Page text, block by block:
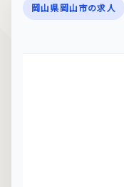
岡山県岡山市の求人